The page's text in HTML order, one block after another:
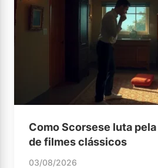
Como Scorsese luta
de filmes clássicos
03/08/2026